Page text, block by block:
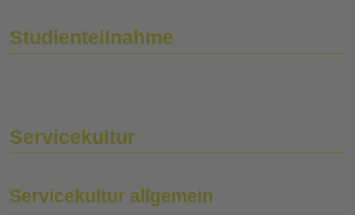
Studienteilnahme
Servicekultur
Servicekultur allgemein